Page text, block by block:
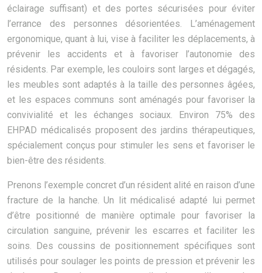
éclairage suffisant) et des portes sécurisées pour éviter
l’errance des personnes désorientées. L’aménagement
ergonomique, quant à lui, vise à faciliter les déplacements, à
prévenir les accidents et à favoriser l’autonomie des
résidents. Par exemple, les couloirs sont larges et dégagés,
les meubles sont adaptés à la taille des personnes âgées,
et les espaces communs sont aménagés pour favoriser la
convivialité et les échanges sociaux. Environ 75% des
EHPAD médicalisés proposent des jardins thérapeutiques,
spécialement conçus pour stimuler les sens et favoriser le
bien-être des résidents.
Prenons l’exemple concret d’un résident alité en raison d’une
fracture de la hanche. Un lit médicalisé adapté lui permet
d’être positionné de manière optimale pour favoriser la
circulation sanguine, prévenir les escarres et faciliter les
soins. Des coussins de positionnement spécifiques sont
utilisés pour soulager les points de pression et prévenir les